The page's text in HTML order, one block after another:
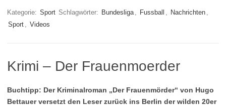
Kategorie: Sport Schlagwörter: Bundesliga , Fussball , Nachrichten ,
Sport , Videos
Krimi – Der Frauenmoerder
Buchtipp: Der Kriminalroman „Der Frauenmörder“ von Hugo
Bettauer versetzt den Leser zurück ins Berlin der wilden 20er